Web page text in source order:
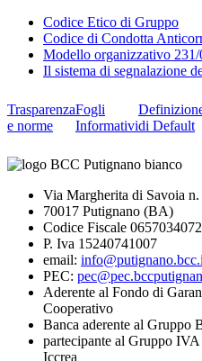
Codice Etico di Gruppo
Codice di Condotta
Modello organizzativo 231/
Il sistema di segnalazione
Trasparenza
e norme
Fogli
Informatividi Default
Via Margherita di Savoia n.
70017 Putignano (BA)
Codice Fiscale
P. Iva 15240741007
email:
PEC:
Aderente al Fondo di
Cooperativo
Banca aderente al Gruppo
partecipante al Gruppo
Iccrea